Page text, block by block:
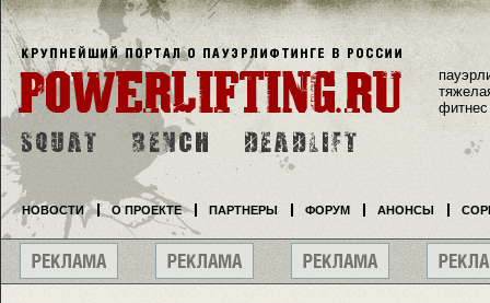
фитнес
НОВОСТИ О ПРОЕКТЕ ПАРТНЕРЫ ФОРУМ АНОНСЫ